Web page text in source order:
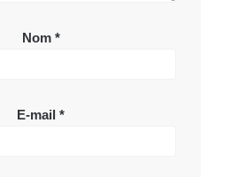
Nom *
E-mail *